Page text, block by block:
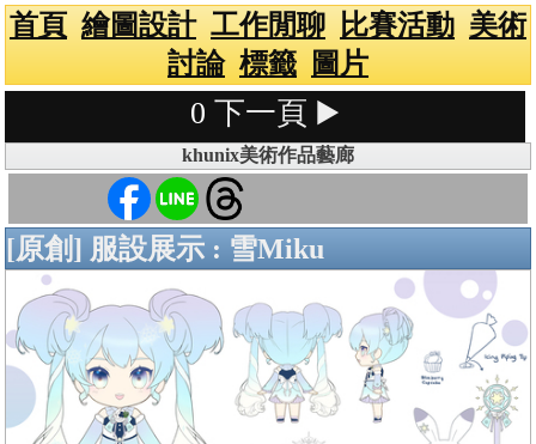
首頁 繪圖設計 工作閒聊 比賽活動 美術
討論 標籤 圖片
0 下一頁 ▶️
khunix美術作品藝廊
[原創] 服設展示 : 雪Miku